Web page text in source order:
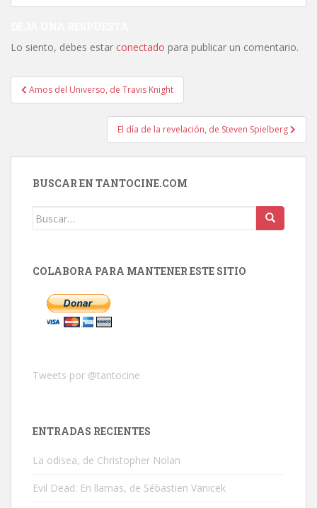
Lo siento, debes estar conectado para publicar un comentario.
Navegación
de
Amos del Universo, de Travis Knight
El día de la revelación, de Steven Spielberg
BUSCAR EN TANTOCINE.COM
Buscar:
COLABORA PARA MANTENER ESTE SITIO
Tweets por @tantocine
ENTRADAS RECIENTES
La odisea, de Christopher Nolan
Evil Dead: En llamas, de Sébastien Vanicek